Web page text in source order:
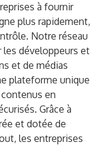
à fournir
plus rapidement,
Notre réseau
les développeurs et
et de médias
plateforme unique
en
Grâce à
et dotée de
les entreprises